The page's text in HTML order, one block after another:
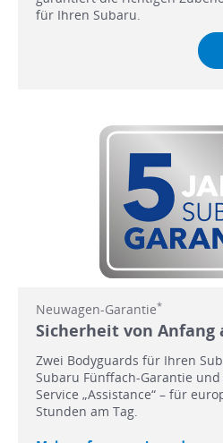
für Ihren Subaru.
Neuwagen-Garantie*
Sicherheit von Anfang
Zwei Bodyguards für Ihren
Subaru Fünffach-Garantie
Service „Assistance“ – für
Stunden am Tag.